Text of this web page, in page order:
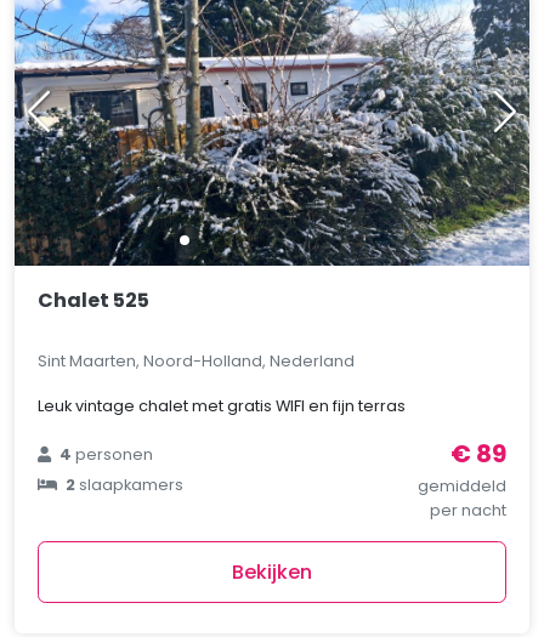
Chalet 525
Sint Maarten, Noord-Holland, Nederland
Leuk vintage chalet met gratis WIFI en fijn terras
4personen
2slaapkamers
€ 89
gemiddeld
per nacht
Bekijken